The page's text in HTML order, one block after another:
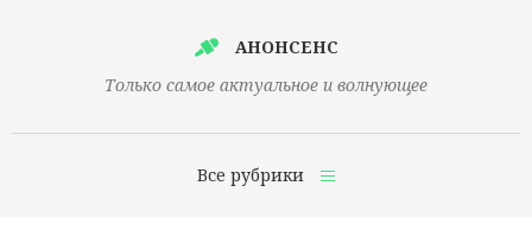
АНОНСЕНС
Только самое актуальное и волнующее
Все рубрики